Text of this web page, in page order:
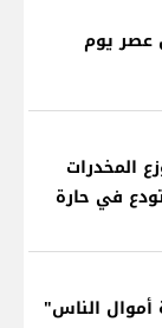
عصر يوم
المخدرات
في حارة
أموال الناس"